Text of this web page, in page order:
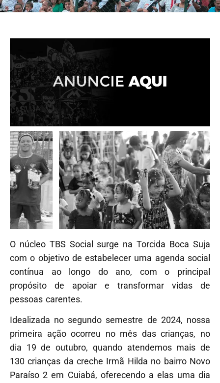
O núcleo TBS Social surge na Torcida Boca Suja
com o objetivo de estabelecer uma agenda social
contínua ao longo do ano, com o principal
propósito de apoiar e transformar vidas de
pessoas carentes.
Idealizada no segundo semestre de 2024, nossa
primeira ação ocorreu no mês das crianças, no
dia 19 de outubro, quando atendemos mais de
130 crianças da creche Irmã Hilda no bairro Novo
Paraíso 2 em Cuiabá, oferecendo a elas uma dia